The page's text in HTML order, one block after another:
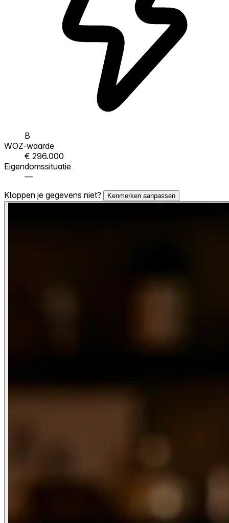
B
WOZ-waarde
€ 296.000
Eigendomssituatie
—
Kloppen je gegevens niet?
Kenmerken aanpassen